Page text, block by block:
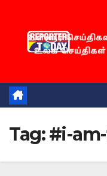
content
Tag:#i-